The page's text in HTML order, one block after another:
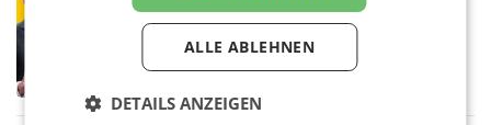
Österreichische Post: Umsatzplus im
ersten Halbjahr trotz schwachem
Briefgeschäft
WIEN Die Österreichische Post AG hat im
ersten Halbjahr 2026 einen Konzernumsatz
von 1.544,0 Mio. EUR erwirtschaftet, was
einem Plus von 3,8 Prozent gegenüber dem
ALLE ABLEHNEN
DETAILS ANZEIGEN